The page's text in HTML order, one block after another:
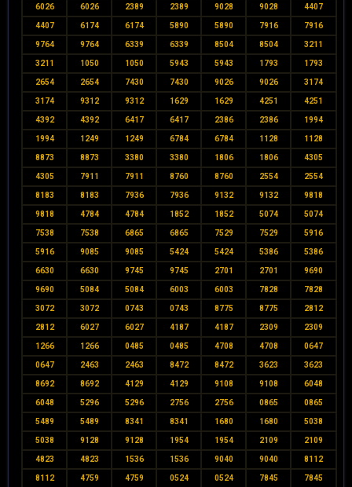
6026 6026 2389 2389 9028 9028 4407
4407 6174 6174 5890 5890 7916 7916
9764 9764 6339 6339 8504 8504 3211
3211 1050 1050 5943 5943 1793 1793
2654 2654 7430 7430 9026 9026 3174
3174 9312 9312 1629 1629 4251 4251
4392 4392 6417 6417 2386 2386 1994
1994 1249 1249 6784 6784 1128 1128
8873 8873 3380 3380 1806 1806 4305
4305 7911 7911 8760 8760 2554 2554
8183 8183 7936 7936 9132 9132 9818
9818 4784 4784 1852 1852 5074 5074
7538 7538 6865 6865 7529 7529 5916
5916 9085 9085 5424 5424 5386 5386
6630 6630 9745 9745 2701 2701 9690
9690 5084 5084 6003 6003 7828 7828
3072 3072 0743 0743 8775 8775 2812
2812 6027 6027 4187 4187 2309 2309
1266 1266 0485 0485 4708 4708 0647
0647 2463 2463 8472 8472 3623 3623
8692 8692 4129 4129 9108 9108 6048
6048 5296 5296 2756 2756 0865 0865
5489 5489 8341 8341 1680 1680 5038
5038 9128 9128 1954 1954 2109 2109
4823 4823 1536 1536 9040 9040 8112
8112 4759 4759 0524 0524 7845 7845